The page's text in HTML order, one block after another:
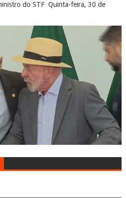
do STF Quinta-feira, 30 de